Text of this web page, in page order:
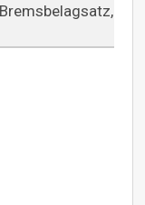
Bremsbelagsatz,